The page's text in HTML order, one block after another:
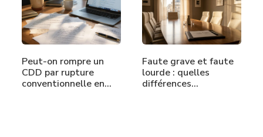
Peut-on rompre un
CDD par rupture
conventionnelle en…
Faute grave et faute
lourde : quelles
différences…